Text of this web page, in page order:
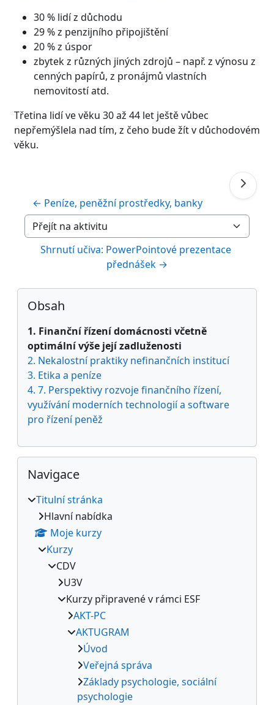
30 % lidí z důchodu
29 % z penzijního připojištění
20 % z úspor
zbytek z různých jiných zdrojů – např. z výnosu z
cenných papírů, z pronájmů vlastních
nemovitostí atd.
Třetina lidí ve věku 30 až 44 let ještě vůbec
nepřemýšlela nad tím, z čeho bude žít v důchodovém
věku.
← Peníze, peněžní prostředky, banky
Přejít na aktivitu
Shrnutí učiva: PowerPointové prezentace
přednášek →
Bloky
Přeskočit: Obsah
Obsah
1. Finanční řízení domácnosti včetně
optimální výše její zadluženosti
2. Nekalostní praktiky nefinančních institucí
3. Etika a peníze
4. 7. Perspektivy rozvoje finančního řízení,
využívání moderních technologií a software
pro řízení peněž
Přeskočit: Navigace
Navigace
Titulní stránka
Hlavní nabídka
Moje kurzy
Kurzy
CDV
U3V
Kurzy připravené v rámci ESF
AKT-PC
AKTUGRAM
Úvod
Veřejná správa
Základy psychologie, sociální
psychologie